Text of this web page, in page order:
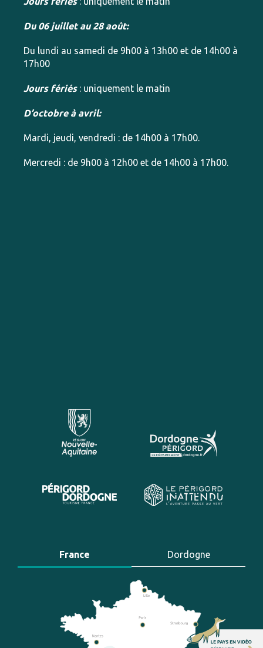
Du 06 juillet au 28 août:
Du lundi au samedi de 9h00 à 13h00 et de 14h00 à
17h00
Jours fériés: uniquement le matin
D’octobre à avril:
Mardi, jeudi, vendredi : de 14h00 à 17h00.
Mercredi : de 9h00 à 12h00 et de 14h00 à 17h00.
France Dordogne